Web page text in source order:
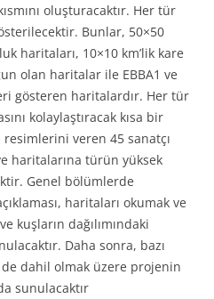
oluşturacaktır. Her tür
Bunlar, 50×50
haritaları, 10×10 km’lik kare
olan haritalar ile EBBA1 ve
gösteren haritalardır. Her tür
kolaylaştıracak kısa bir
resimlerini veren 45 sanatçı
haritalarına türün yüksek
Genel bölümlerde
haritaları okumak ve
kuşların dağılımındaki
Daha sonra, bazı
dahil olmak üzere projenin
sunulacaktır